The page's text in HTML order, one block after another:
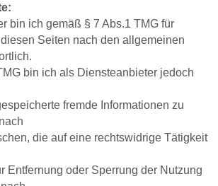
bin ich gemäß § 7 Abs.1 TMG für
Seiten nach den allgemeinen
bin ich als Diensteanbieter jedoch
fremde Informationen zu
die auf eine rechtswidrige Tätigkeit
Entfernung oder Sperrung der Nutzung